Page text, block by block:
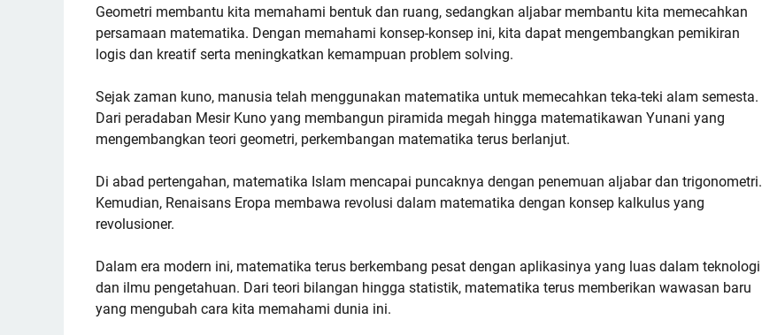
Geometri membantu kita memahami bentuk dan ruang, sedangkan aljabar membantu kita memecahkan
persamaan matematika. Dengan memahami konsep-konsep ini, kita dapat mengembangkan pemikiran
logis dan kreatif serta meningkatkan kemampuan problem solving.
Sejak zaman kuno, manusia telah menggunakan matematika untuk memecahkan teka-teki alam semesta.
Dari peradaban Mesir Kuno yang membangun piramida megah hingga matematikawan Yunani yang
mengembangkan teori geometri, perkembangan matematika terus berlanjut.
Di abad pertengahan, matematika Islam mencapai puncaknya dengan penemuan aljabar dan trigonometri.
Kemudian, Renaisans Eropa membawa revolusi dalam matematika dengan konsep kalkulus yang
revolusioner.
Dalam era modern ini, matematika terus berkembang pesat dengan aplikasinya yang luas dalam teknologi
dan ilmu pengetahuan. Dari teori bilangan hingga statistik, matematika terus memberikan wawasan baru
yang mengubah cara kita memahami dunia ini.